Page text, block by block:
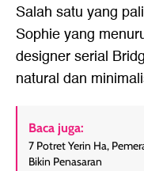
Salah satu yang
Sophie yang
designer serial
natural dan
Baca juga:
7 Potret Yerin Ha,
Bikin Penasaran